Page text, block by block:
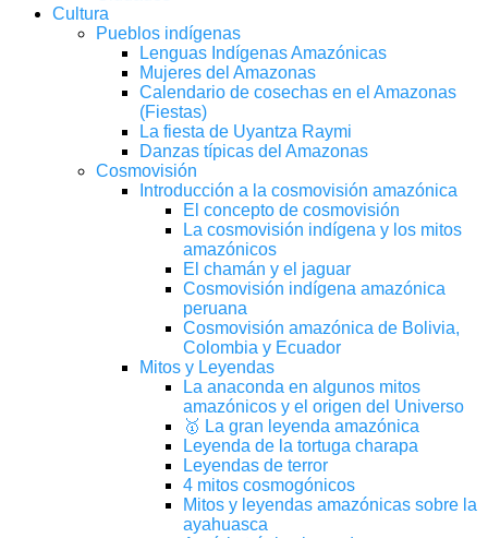
Cultura
Pueblos indígenas
Lenguas Indígenas Amazónicas
Mujeres del Amazonas
Calendario de cosechas en el Amazonas
(Fiestas)
La fiesta de Uyantza Raymi
Danzas típicas del Amazonas
Cosmovisión
Introducción a la cosmovisión amazónica
El concepto de cosmovisión
La cosmovisión indígena y los mitos
amazónicos
El chamán y el jaguar
Cosmovisión indígena amazónica
peruana
Cosmovisión amazónica de Bolivia,
Colombia y Ecuador
Mitos y Leyendas
La anaconda en algunos mitos
amazónicos y el origen del Universo
🥇 La gran leyenda amazónica
Leyenda de la tortuga charapa
Leyendas de terror
4 mitos cosmogónicos
Mitos y leyendas amazónicas sobre la
ayahuasca